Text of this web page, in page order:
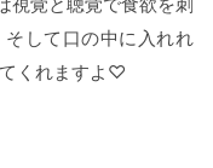
して口の中に入れれ
くれますよ♡